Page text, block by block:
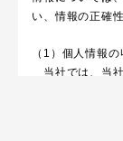
い、情報の正確
（1）個人情報
当社では、当